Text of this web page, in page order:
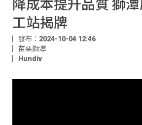
工站揭牌
發布：2024-10-04 12:46
苗栗獅潭
Hundiv